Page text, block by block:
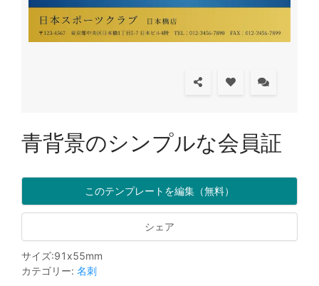
青背景のシンプルな会員証
このテンプレートを編集（無料）
シェア
サイズ:91 x55mm
カテゴリー: 名刺